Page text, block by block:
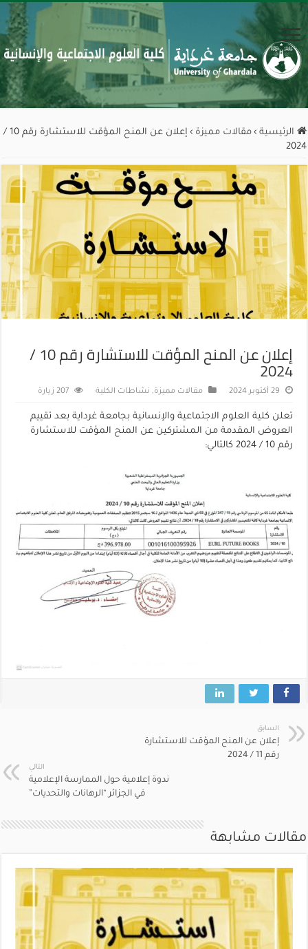
الرئيسية › مقالات مميزة ›
إعلان عن المنح المؤقت للاستشارة رقم 10 /
2024
إعلان عن المنح المؤقت للاستشارة رقم 10 /
2024
29 أكتوبر 2024 مقالات مميزة, نشاطات الكلية 207 زيارة
تعلن كلية العلوم الاجتماعية والإنسانية بجامعة غرداية بعد تقييم
العروض المقدمة من المشتركين عن المنح المؤقت للاستشارة
رقم 10 / 2024 كالتالي:
السابق
إعلان عن المنح المؤقت للاستشارة
رقم 11 / 2024
التالي
ندوة إعلامية حول الممارسة الإعلامية
في الجزائر “الرهانات والتحديات”
مقالات مشابهة